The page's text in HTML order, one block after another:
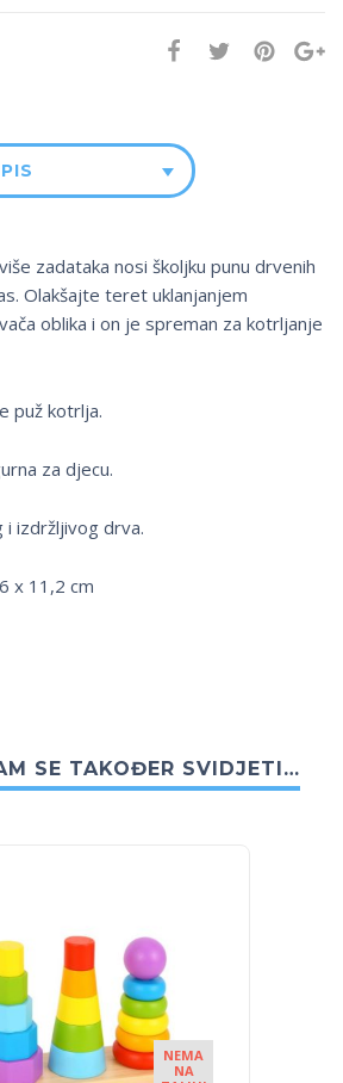
zadataka nosi školjku punu drvenih
Olakšajte teret uklanjanjem
oblika i on je spreman za kotrljanje
puž kotrlja.
za djecu.
izdržljivog drva.
x 11,2 cm
SE TAKOĐER SVIDJETI…
NEMA
NA